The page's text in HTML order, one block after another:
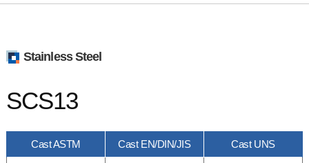
Stainless Steel
SCS13
Cast ASTM Cast EN/DIN/JIS Cast UNS